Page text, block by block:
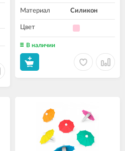
Материал Силикон
Цвет
В наличии